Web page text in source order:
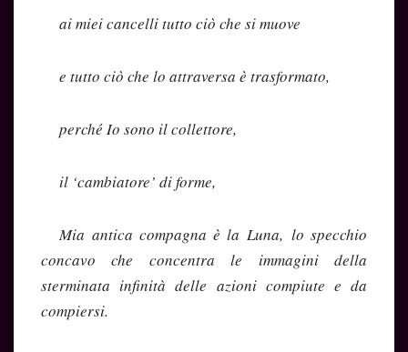
ai miei cancelli tutto ciò che si muove
e tutto ciò che lo attraversa è trasformato,
perché Io sono il collettore,
il ‘cambiatore’ di forme,
Mia antica compagna è la Luna, lo specchio
concavo che concentra le immagini della
sterminata infinità delle azioni compiute e da
compiersi.